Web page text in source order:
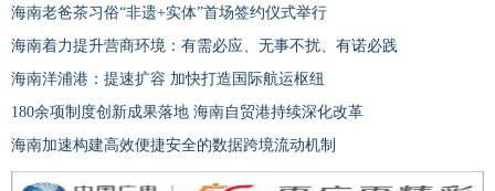
海南老爸茶习俗“非遗+实体”首场签约仪式举行
海南着力提升营商环境：有需必应、无事不扰、有诺必践
海南洋浦港：提速扩容 加快打造国际航运枢纽
180余项制度创新成果落地 海南自贸港持续深化改革
海南加速构建高效便捷安全的数据跨境流动机制